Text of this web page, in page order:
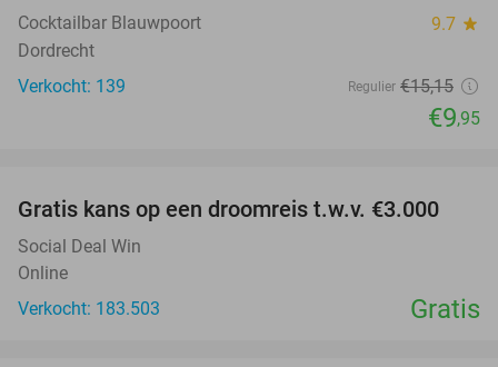
Cocktailbar Blauwpoort 9.7 star
Dordrecht
Verkocht: 139
Regulier €15,15
€9,95
Gratis kans op een droomreis t.w.v. €3.000
Social Deal Win
Online
Verkocht: 183.503
Gratis